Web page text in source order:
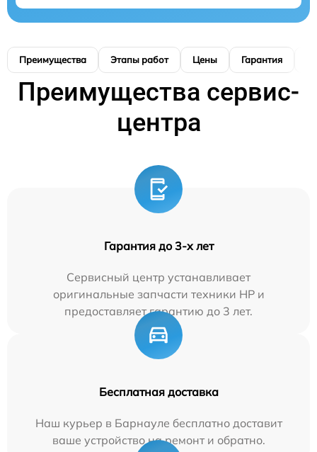
Преимущества Этапы работ Цены Гарантия
Преимущества сервис-
центра
Гарантия до 3-х лет
Сервисный центр устанавливает
оригинальные запчасти техники HP и
предоставляет гарантию до 3 лет.
Бесплатная доставка
Наш курьер в Барнауле бесплатно доставит
ваше устройство на ремонт и обратно.